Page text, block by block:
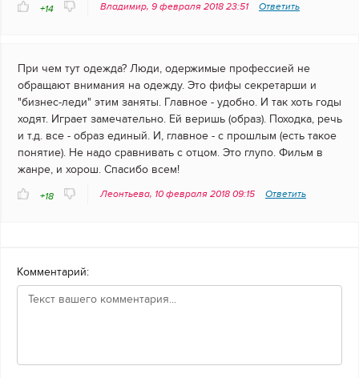
+14 Владимир, 9 февраля 2018 23:51 Ответить
При чем тут одежда? Люди, одержимые профессией не
обращают внимания на одежду. Это фифы секретарши и
"бизнес-леди" этим заняты. Главное - удобно. И так хоть годы
ходят. Играет замечательно. Ей веришь (образ). Походка, речь
и т.д. все - образ единый. И, главное - с прошлым (есть такое
понятие). Не надо сравнивать с отцом. Это глупо. Фильм в
жанре, и хорош. Спасибо всем!
+18 Леонтьева, 10 февраля 2018 09:15 Ответить
Комментарий: